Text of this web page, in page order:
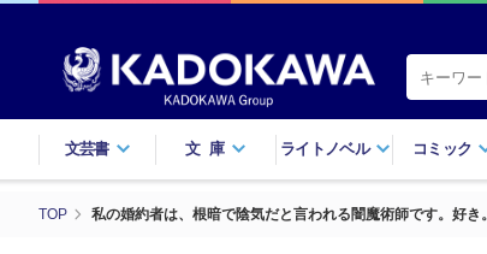
文芸書 文庫 ライトノベル コミック
TOP 私の婚約者は、根暗で陰気だと言われる闇魔術師です。好